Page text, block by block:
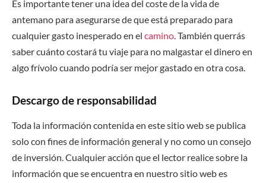
Es importante tener una idea del coste de la vida de
antemano para asegurarse de que está preparado para
cualquier gasto inesperado en el camino. También querrás
saber cuánto costará tu viaje para no malgastar el dinero en
algo frívolo cuando podría ser mejor gastado en otra cosa.
Descargo de responsabilidad
Toda la información contenida en este sitio web se publica
solo con fines de información general y no como un consejo
de inversión. Cualquier acción que el lector realice sobre la
información que se encuentra en nuestro sitio web es